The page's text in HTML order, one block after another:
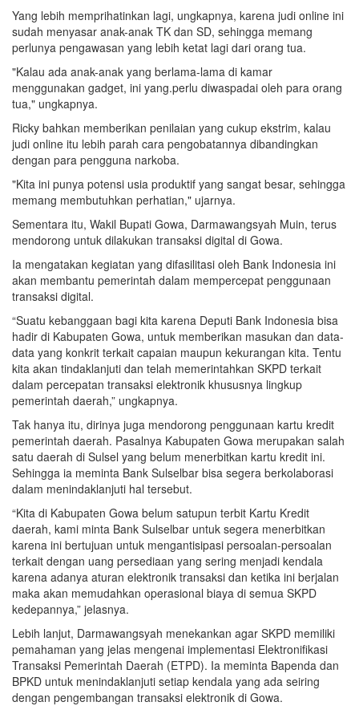
Yang lebih memprihatinkan lagi, ungkapnya, karena judi online ini
sudah menyasar anak-anak TK dan SD, sehingga memang
perlunya pengawasan yang lebih ketat lagi dari orang tua.
"Kalau ada anak-anak yang berlama-lama di kamar
menggunakan gadget, ini yang.perlu diwaspadai oleh para orang
tua," ungkapnya.
Ricky bahkan memberikan penilaian yang cukup ekstrim, kalau
judi online itu lebih parah cara pengobatannya dibandingkan
dengan para pengguna narkoba.
"Kita ini punya potensi usia produktif yang sangat besar, sehingga
memang membutuhkan perhatian," ujarnya.
Sementara itu, Wakil Bupati Gowa, Darmawangsyah Muin, terus
mendorong untuk dilakukan transaksi digital di Gowa.
Ia mengatakan kegiatan yang difasilitasi oleh Bank Indonesia ini
akan membantu pemerintah dalam mempercepat penggunaan
transaksi digital.
“Suatu kebanggaan bagi kita karena Deputi Bank Indonesia bisa
hadir di Kabupaten Gowa, untuk memberikan masukan dan data-
data yang konkrit terkait capaian maupun kekurangan kita. Tentu
kita akan tindaklanjuti dan telah memerintahkan SKPD terkait
dalam percepatan transaksi elektronik khususnya lingkup
pemerintah daerah,” ungkapnya.
Tak hanya itu, dirinya juga mendorong penggunaan kartu kredit
pemerintah daerah. Pasalnya Kabupaten Gowa merupakan salah
satu daerah di Sulsel yang belum menerbitkan kartu kredit ini.
Sehingga ia meminta Bank Sulselbar bisa segera berkolaborasi
dalam menindaklanjuti hal tersebut.
“Kita di Kabupaten Gowa belum satupun terbit Kartu Kredit
daerah, kami minta Bank Sulselbar untuk segera menerbitkan
karena ini bertujuan untuk mengantisipasi persoalan-persoalan
terkait dengan uang persediaan yang sering menjadi kendala
karena adanya aturan elektronik transaksi dan ketika ini berjalan
maka akan memudahkan operasional biaya di semua SKPD
kedepannya,” jelasnya.
Lebih lanjut, Darmawangsyah menekankan agar SKPD memiliki
pemahaman yang jelas mengenai implementasi Elektronifikasi
Transaksi Pemerintah Daerah (ETPD). Ia meminta Bapenda dan
BPKD untuk menindaklanjuti setiap kendala yang ada seiring
dengan pengembangan transaksi elektronik di Gowa.